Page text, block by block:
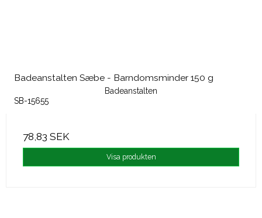
Badeanstalten Sæbe - Barndomsminder 150 g
Badeanstalten
SB-15655
78,83 SEK
Visa produkten